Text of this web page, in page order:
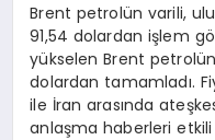
Brent petrolün varili,
91,54 dolardan işlem
yükselen Brent
dolardan tamamladı.
ile İran arasında
anlaşma haberleri etkili